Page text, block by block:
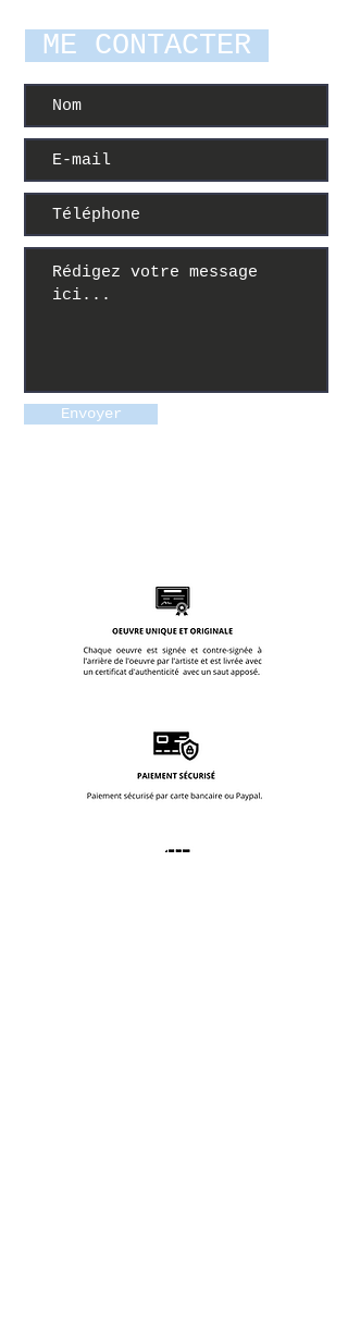
ME CONTACTER
Envoyer